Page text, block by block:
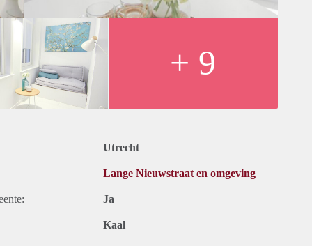
verlenging voor onbepaalde tijd
+ 9
Utrecht
Lange Nieuwstraat en omgeving
Ja
Kaal